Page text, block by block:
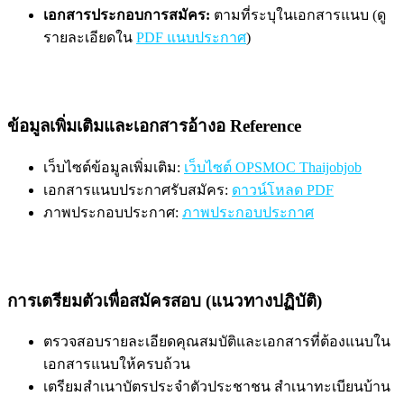
เอกสารประกอบการสมัคร: ตามที่ระบุในเอกสารแนบ (ดู
รายละเอียดใน PDF แนบประกาศ)
ข้อมูลเพิ่มเติมและเอกสารอ้างอ Reference
เว็บไซต์ข้อมูลเพิ่มเติม: เว็บไซต์ OPSMOC Thaijobjob
เอกสารแนบประกาศรับสมัคร: ดาวน์โหลด PDF
ภาพประกอบประกาศ: ภาพประกอบประกาศ
การเตรียมตัวเพื่อสมัครสอบ (แนวทางปฏิบัติ)
ตรวจสอบรายละเอียดคุณสมบัติและเอกสารที่ต้องแนบใน
เอกสารแนบให้ครบถ้วน
เตรียมสำเนาบัตรประจำตัวประชาชน สำเนาทะเบียนบ้าน